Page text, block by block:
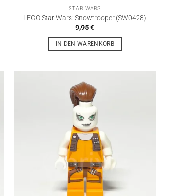
STAR WARS
LEGO Star Wars: Snowtrooper (SW0428)
9,95€
IN DEN WARENKORB